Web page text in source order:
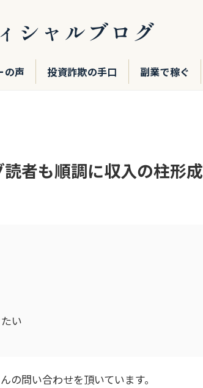
シャルブログ
の声 投資詐欺の手口 副業で稼ぐ
者も順調に収入の柱形成
い
の問い合わせを頂いています。